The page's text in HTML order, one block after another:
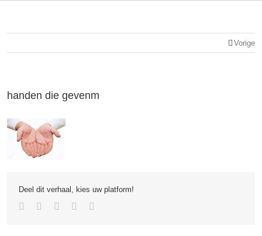
Vorige
handen die gevenm
Deel dit verhaal, kies uw platform!